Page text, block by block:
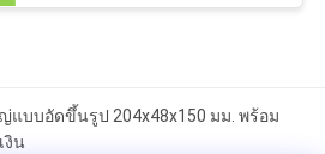
แบบอัดขึ้นรูป 204x48x150 มม. พร้อม
งิน